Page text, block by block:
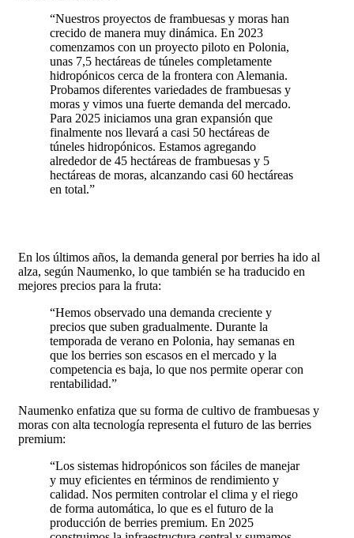
“Nuestros proyectos de frambuesas y moras han
crecido de manera muy dinámica. En 2023
comenzamos con un proyecto piloto en Polonia,
unas 7,5 hectáreas de túneles completamente
hidropónicos cerca de la frontera con Alemania.
Probamos diferentes variedades de frambuesas y
moras y vimos una fuerte demanda del mercado.
Para 2025 iniciamos una gran expansión que
finalmente nos llevará a casi 50 hectáreas de
túneles hidropónicos. Estamos agregando
alrededor de 45 hectáreas de frambuesas y 5
hectáreas de moras, alcanzando casi 60 hectáreas
en total.”
En los últimos años, la demanda general por berries ha ido al
alza, según Naumenko, lo que también se ha traducido en
mejores precios para la fruta:
“Hemos observado una demanda creciente y
precios que suben gradualmente. Durante la
temporada de verano en Polonia, hay semanas en
que los berries son escasos en el mercado y la
competencia es baja, lo que nos permite operar con
rentabilidad.”
Naumenko enfatiza que su forma de cultivo de frambuesas y
moras con alta tecnología representa el futuro de las berries
premium:
“Los sistemas hidropónicos son fáciles de manejar
y muy eficientes en términos de rendimiento y
calidad. Nos permiten controlar el clima y el riego
de forma automática, lo que es el futuro de la
producción de berries premium. En 2025